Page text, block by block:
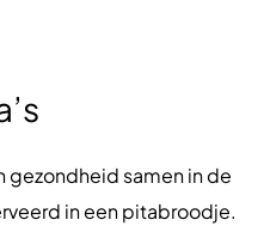
gezondheid samen in de
in een pitabroodje.